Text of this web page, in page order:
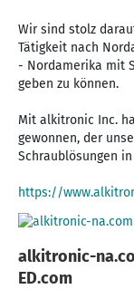
Wir sind stolz
Tätigkeit nach
- Nordamerika mit
geben zu können.
Mit alkitronic Inc.
gewonnen, der
Schraublösungen
https://
alkitronic-
ED.com